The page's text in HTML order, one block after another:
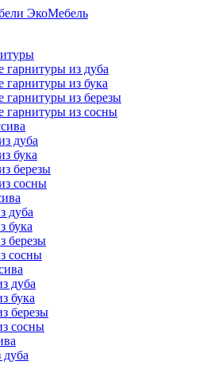
гарнитуры из дуба
гарнитуры из бука
гарнитуры из березы
гарнитуры из сосны
дуба
бука
березы
сосны
дуба
бука
березы
сосны
дуба
бука
березы
сосны